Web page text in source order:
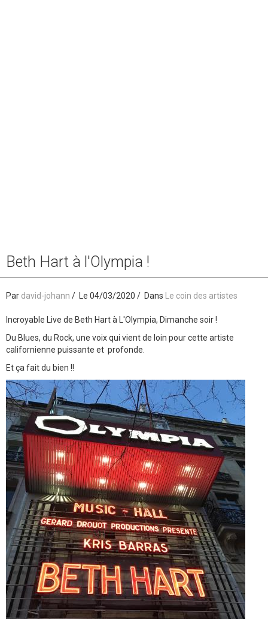
Beth Hart à l'Olympia !
Par david-johann Le 04/03/2020 Dans Le coin des artistes
Incroyable Live de Beth Hart à L'Olympia, Dimanche soir !
Du Blues, du Rock, une voix qui vient de loin pour cette artiste
californienne puissante et profonde.
Et ça fait du bien !!